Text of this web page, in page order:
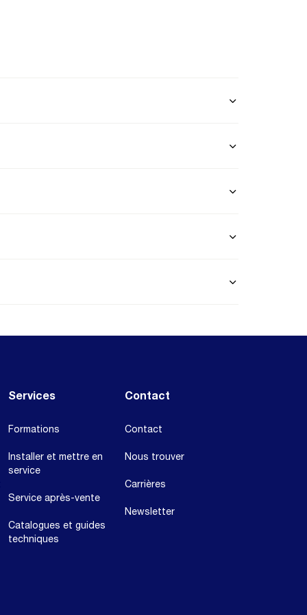
Services
Formations
Installer et mettre en
service
Service après-vente
Catalogues et guides
techniques
Contact
Contact
Nous trouver
Carrières
Newsletter